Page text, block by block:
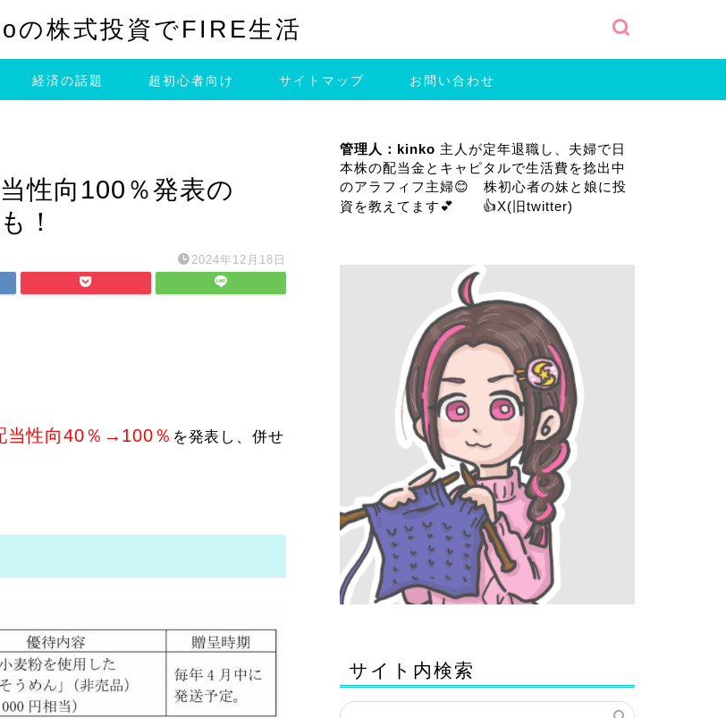
の株式投資でFIRE生活
経済の話題 超初心者向け サイトマップ お問い合わせ
性向100％発表の
！
2024年12月18日
当性向40％→100％ を発表し、併せ
管理人：kinko 主人が定年退職し、夫婦で日
本株の配当金とキャピタルで生活費を捻出中
のアラフィフ主婦😊 株初心者の妹と娘に投
資を教えてます💕 👍X(旧twitter)
サイト内検索